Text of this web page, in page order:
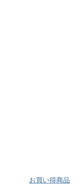
お買い得商品